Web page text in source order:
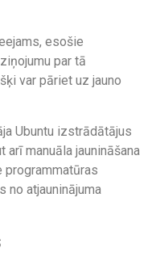
esošie
par tā
var pāriet uz jauno
Ubuntu izstrādātājus
manuāla jaunināšana
programmatūras
no atjauninājuma